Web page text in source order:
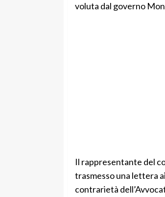
voluta dal governo
Il rappresentante del
trasmesso una lettera
contrarietà